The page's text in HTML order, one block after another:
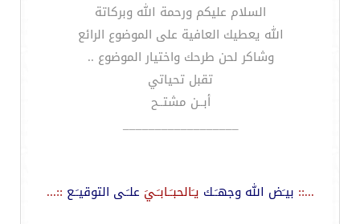
السلام عليكم ورحمة الله وبركاتة
الله يعطيك العافية على الموضوع الرائع
وشاكر لحن طرحك واختيار الموضوع ..
تقبل تحياتي
أبــن مشتــح
__________________
...:: بيـَض الله وجهـَـك يـَالحبـَـابـَـيَ علـَـى التوقيـَـع ::...